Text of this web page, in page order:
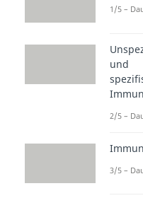
Diese
der
aus
Lignin.
1/5 –
und
2/5 –
3/5 –